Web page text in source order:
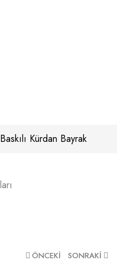
Baskılı Kürdan Bayrak
ÖNCEKI SONRAKI